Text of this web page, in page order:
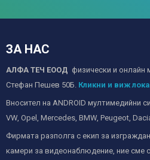
ЗА НАС
АЛФА ТЕЧ ЕООД физически и онлайн
Стефан Пешев 50Б. Кликни и виж
Вносител на ANDROID мултимедийни
VW, Opel, Mercedes, BMW, Peugeot,
Фирмата разполга с екип за
камери за видеонаблюдение, ние сме